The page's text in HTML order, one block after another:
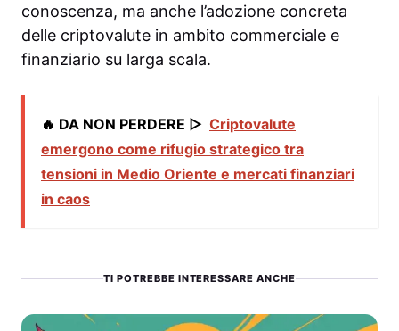
conoscenza, ma anche l’adozione concreta
delle criptovalute in ambito commerciale e
finanziario su larga scala.
🔥 DA NON PERDERE ▷ Criptovalute
emergono come rifugio strategico tra
tensioni in Medio Oriente e mercati finanziari
in caos
TI POTREBBE INTERESSARE ANCHE